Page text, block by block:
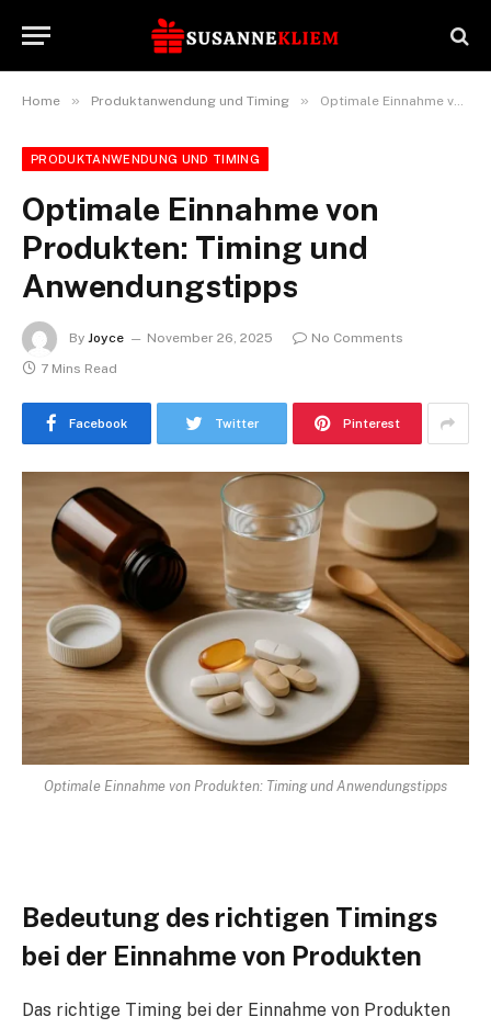
Home » Produktanwendung und Timing » Optimale Einnahme von Produkten: Timing und Anwendungstipps
PRODUKTANWENDUNG UND TIMING
Optimale Einnahme von
Produkten: Timing und
Anwendungstipps
By Joyce November 26, 2025
No Comments
7 Mins Read
Facebook Twitter Pinterest
Optimale Einnahme von Produkten: Timing und Anwendungstipps
Bedeutung des richtigen Timings
bei der Einnahme von Produkten
Das richtige Timing bei der Einnahme von Produkten